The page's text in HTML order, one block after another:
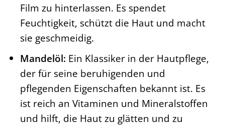
Film zu hinterlassen. Es spendet
Feuchtigkeit, schützt die Haut und macht
sie geschmeidig.
Mandelöl: Ein Klassiker in der Hautpflege,
der für seine beruhigenden und
pflegenden Eigenschaften bekannt ist. Es
ist reich an Vitaminen und Mineralstoffen
und hilft, die Haut zu glätten und zu